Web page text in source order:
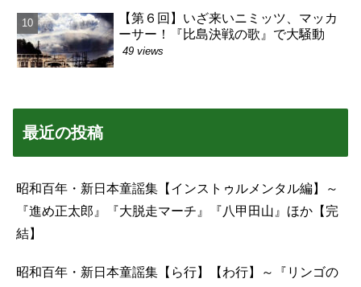
【第６回】いざ来いニミッツ、マッカ
ーサー！『比島決戦の歌』で大騒動
49 views
最近の投稿
昭和百年・新日本童謡集【インストゥルメンタル編】～
『進め正太郎』『大脱走マーチ』『八甲田山』ほか【完
結】
昭和百年・新日本童謡集【ら行】【わ行】～『リンゴの